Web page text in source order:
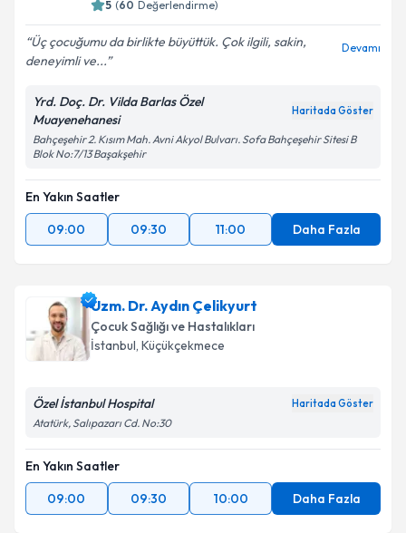
5 (60 Değerlendirme)
Üç çocuğumu da birlikte büyüttük. Çok ilgili, sakin,
deneyimli ve...
Devamı
Yrd. Doç. Dr. Vilda Barlas Özel
Muayenehanesi
Haritada Göster
Bahçeşehir 2. Kısım Mah. Avni Akyol Bulvarı. Sofa Bahçeşehir Sitesi B
Blok No:7/13 Başakşehir
En Yakın Saatler
09:00
09:30 11:00 Daha Fazla
Uzm. Dr. Aydın Çelikyurt
Çocuk Sağlığı ve Hastalıkları
İstanbul, Küçükçekmece
Özel İstanbul Hospital Haritada Göster
Atatürk, Salıpazarı Cd. No:30
En Yakın Saatler
09:00
09:30 10:00 Daha Fazla